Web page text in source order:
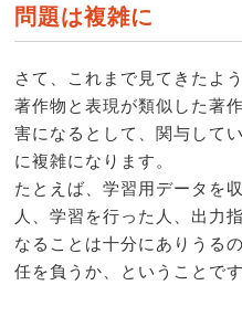
問題は複雑に
さて、これまで見てきたよ
著作物と表現が類似した著
害になるとして、関与して
に複雑になります。
たとえば、学習用データを
人、学習を行った人、出力
なることは十分にありうる
任を負うか、ということです